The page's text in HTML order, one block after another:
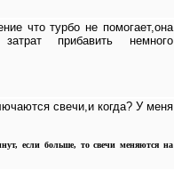
что турбо не помогает,она
прибавить немного
свечи,и когда? У меня
если больше, то свечи меняются на